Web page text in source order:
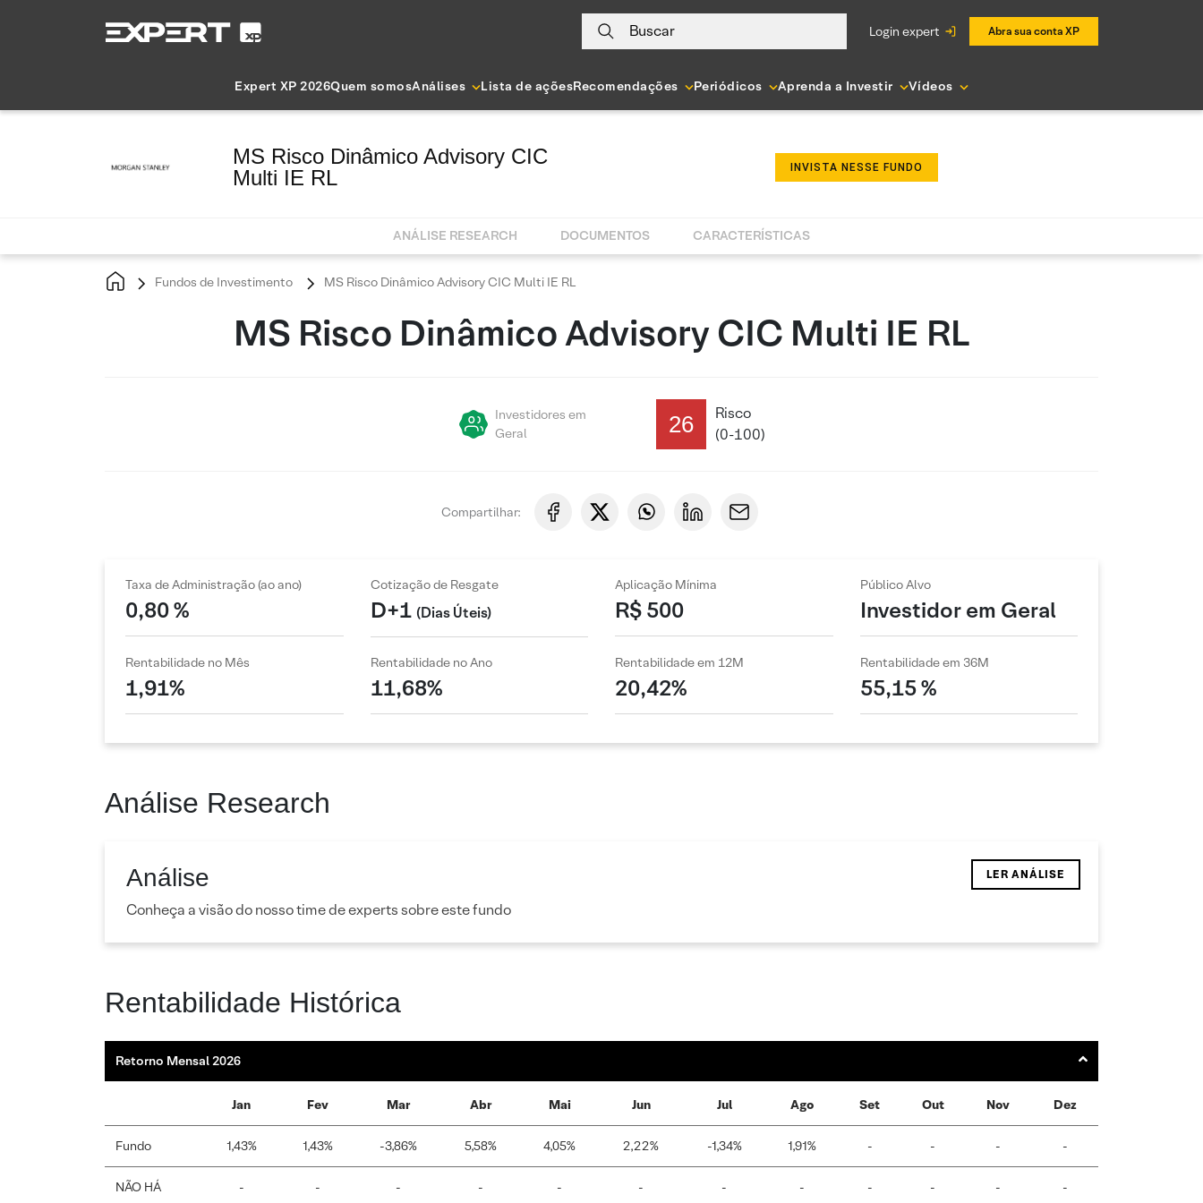
Buscar login expert Abra sua conta XP
Expert XP 2026Quem somosAnálises Lista de açõesRecomendações Periódicos Aprenda a Investir Vídeos
MS Risco Dinâmico Advisory CIC
Multi IE RL
INVISTA NESSE FUNDO
ANÁLISE RESEARCH DOCUMENTOS CARACTERÍSTICAS
Fundos de Investimento MS Risco Dinâmico Advisory CIC Multi IE RL
MS Risco Dinâmico Advisory CIC Multi IE RL
Investidores em
Geral
26
Risco
(0-100)
Compartilhar:
Taxa de Administração (ao ano)
0,80 %
Cotização de Resgate
D+1 (Dias Úteis)
Aplicação Mínima
R$ 500
Público Alvo
Investidor em Geral
Rentabilidade no Mês
1,91%
Rentabilidade no Ano
11,68%
Rentabilidade em 12M
20,42%
Rentabilidade em 36M
55,15 %
Análise Research
Análise
Conheça a visão do nosso time de experts sobre este fundo
LER ANÁLISE
Rentabilidade Histórica
Retorno Mensal 2026
Jan Fev Mar Abr Mai Jun Jul Ago Set Out Nov Dez
Fundo 1,43% 1,43% -3,86% 5,58% 4,05% 2,22% -1,34% 1,91% - - - -
NÃO HÁ - - - - - - - - - - - -